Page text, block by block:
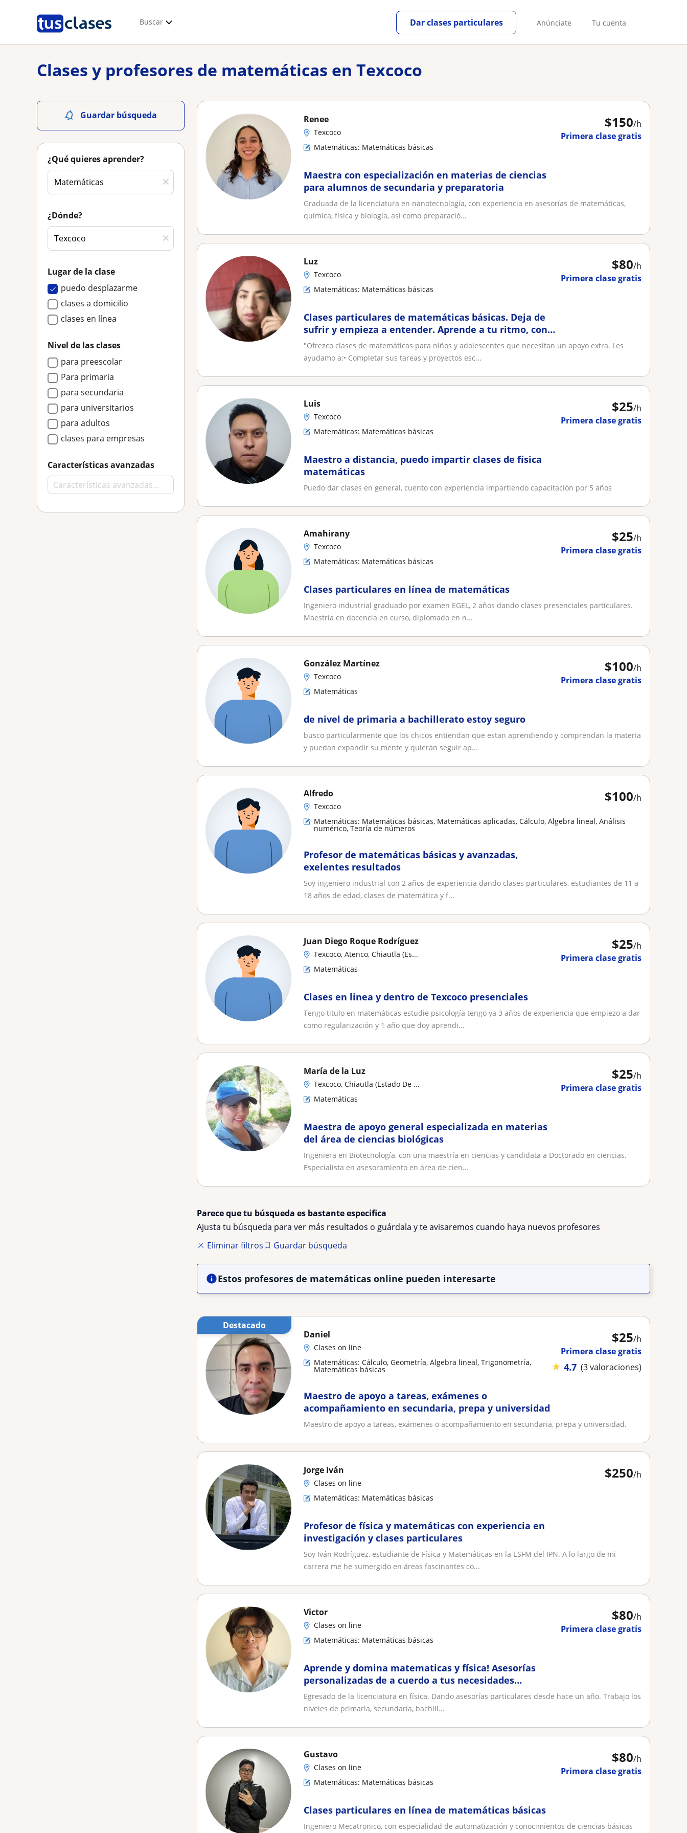
Buscar Anúnciate Tu cuenta
Dar clases particulares
Clases y profesores de matemáticas en Texcoco
Guardar búsqueda
¿Qué quieres aprender?
¿Dónde?
Lugar de la clase
puedo desplazarme
clases a domicilio
clases en línea
Nivel de las clases
para preescolar
Para primaria
para secundaria
para universitarios
para adultos
clases para empresas
Características avanzadas
$150/h
Primera clase gratis
Renee
Texcoco
Matemáticas: Matemáticas básicas
Maestra con especialización en materias de ciencias
para alumnos de secundaria y preparatoria
Graduada de la licenciatura en nanotecnología, con experiencia en asesorías de matemáticas,
química, física y biología, así como preparació...
$80/h
Primera clase gratis
Luz
Texcoco
Matemáticas: Matemáticas básicas
Clases particulares de matemáticas básicas. Deja de
sufrir y empieza a entender. Aprende a tu ritmo, con
métodos efectivos
"Ofrezco clases de matemáticas para niños y adolescentes que necesitan un apoyo extra. Les
ayudamo a:• Completar sus tareas y proyectos esc...
$25/h
Primera clase gratis
Luis
Texcoco
Matemáticas: Matemáticas básicas
Maestro a distancia, puedo impartir clases de física
matemáticas
Puedo dar clases en general, cuento con experiencia impartiendo capacitación por 5 años
$25/h
Primera clase gratis
Amahirany
Texcoco
Matemáticas: Matemáticas básicas
Clases particulares en línea de matemáticas
Ingeniero industrial graduado por examen EGEL, 2 años dando clases presenciales particulares.
Maestría en docencia en curso, diplomado en n...
$100/h
Primera clase gratis
González Martínez
Texcoco
Matemáticas
de nivel de primaria a bachillerato estoy seguro
busco particularmente que los chicos entiendan que estan aprendiendo y comprendan la materia
y puedan expandir su mente y quieran seguir ap...
$100/h
Alfredo
Texcoco
Matemáticas: Matemáticas básicas, Matemáticas aplicadas, Cálculo, Álgebra lineal, Análisis
numérico, Teoría de números
Profesor de matemáticas básicas y avanzadas,
exelentes resultados
Soy ingeniero industrial con 2 años de experiencia dando clases particulares, estudiantes de 11 a
18 años de edad, clases de matemática y f...
$25/h
Primera clase gratis
Juan Diego Roque Rodríguez
Texcoco, Atenco, Chiautla (Es...
Matemáticas
Clases en linea y dentro de Texcoco presenciales
Tengo titulo en matemáticas estudie psicología tengo ya 3 años de experiencia que empiezo a dar
como regularización y 1 año que doy aprendi...
$25/h
Primera clase gratis
María de la Luz
Texcoco, Chiautla (Estado De ...
Matemáticas
Maestra de apoyo general especializada en materias
del área de ciencias biológicas
Ingeniera en Biotecnología, con una maestría en ciencias y candidata a Doctorado en ciencias.
Especialista en asesoramiento en área de cien...
Parece que tu búsqueda es bastante especifica
Ajusta tu búsqueda para ver más resultados o guárdala y te avisaremos cuando haya nuevos profesores
Eliminar filtros
Guardar búsqueda
Estos profesores de matemáticas online pueden interesarte
Destacado
$25/h
Primera clase gratis
★ 4.7 (3 valoraciones)
Daniel
Clases on line
Matemáticas: Cálculo, Geometría, Álgebra lineal, Trigonometría,
Matemáticas básicas
Maestro de apoyo a tareas, exámenes o
acompañamiento en secundaria, prepa y universidad
Maestro de apoyo a tareas, exámenes o acompañamiento en secundaria, prepa y universidad.
$250/h
Jorge Iván
Clases on line
Matemáticas: Matemáticas básicas
Profesor de física y matemáticas con experiencia en
investigación y clases particulares
Soy Iván Rodríguez, estudiante de Física y Matemáticas en la ESFM del IPN. A lo largo de mi
carrera me he sumergido en áreas fascinantes co...
$80/h
Primera clase gratis
Victor
Clases on line
Matemáticas: Matemáticas básicas
Aprende y domina matematicas y física! Asesorías
personalizadas de a cuerdo a tus necesidades
académicas!
Egresado de la licenciatura en física. Dando asesorías particulares desde hace un año. Trabajo los
niveles de primaria, secundaría, bachill...
$80/h
Primera clase gratis
Gustavo
Clases on line
Matemáticas: Matemáticas básicas
Clases particulares en línea de matemáticas básicas
Ingeniero Mecatronico, con especialidad de automatización y conocimientos de ciencias básicas